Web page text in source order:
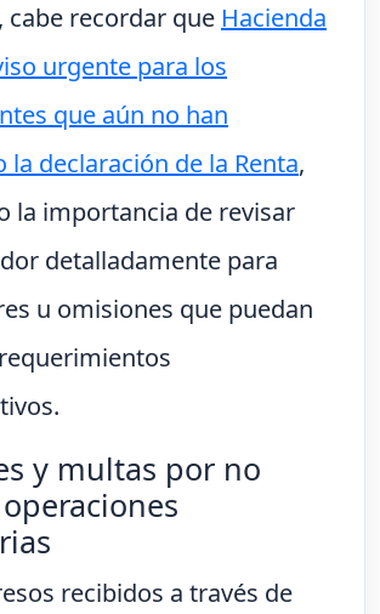
cabe recordar que Hacienda
urgente para los
que aún no han
la declaración de la Renta,
la importancia de revisar
detalladamente para
u omisiones que puedan
y multas por no
recibidos a través de